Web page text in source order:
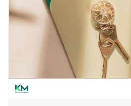
ovat tällä kertaa ensiasunnon
joukoin asuntokaupoille ennen
ja varainsiirtoverovapauden
ensiasunto-kauppaan kuuluu nyt
ensimmäisen omistuskodin